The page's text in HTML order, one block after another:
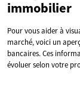
immobilier
Pour vous aider à
marché, voici un
bancaires. Ces
évoluer selon votre